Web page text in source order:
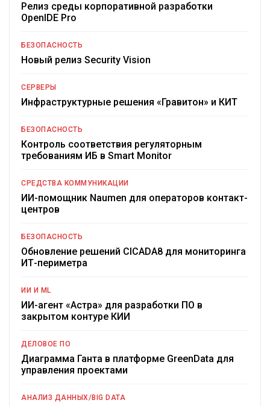
Релиз среды корпоративной разработки
OpenIDE Pro
БЕЗОПАСНОСТЬ
Новый релиз Security Vision
СЕРВЕРЫ
Инфраструктурные решения «Гравитон» и КИТ
БЕЗОПАСНОСТЬ
Контроль соответствия регуляторным
требованиям ИБ в Smart Monitor
СРЕДСТВА КОММУНИКАЦИИ
ИИ-помощник Naumen для операторов контакт-
центров
БЕЗОПАСНОСТЬ
Обновление решений CICADA8 для мониторинга
ИТ-периметра
ИИ И ML
ИИ-агент «Астра» для разработки ПО в
закрытом контуре КИИ
ДЕЛОВОЕ ПО
Диаграмма Ганта в платформе GreenData для
управления проектами
АНАЛИЗ ДАННЫХ/BIG DATA